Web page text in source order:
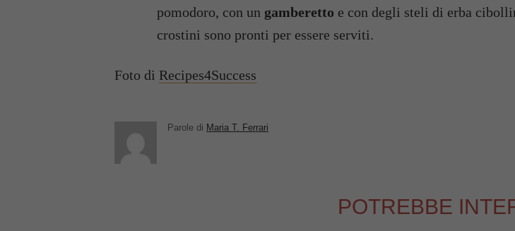
pomodoro, con un gamberetto e con degli steli di erba
crostini sono pronti per essere serviti.
Foto di Recipes4Success
Parole di Maria T. Ferrari
POTREBBE